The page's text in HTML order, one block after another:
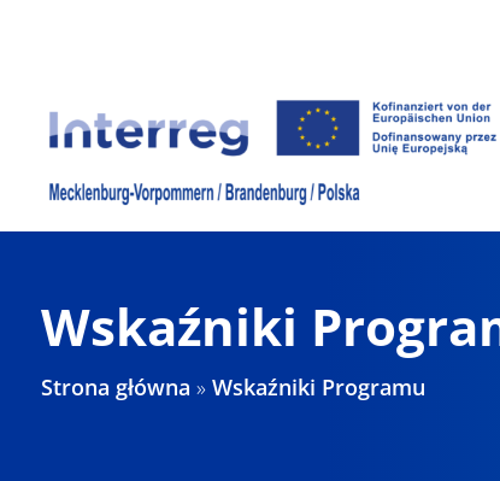
Wskaźniki
Strona główna »Wskaźniki Programu